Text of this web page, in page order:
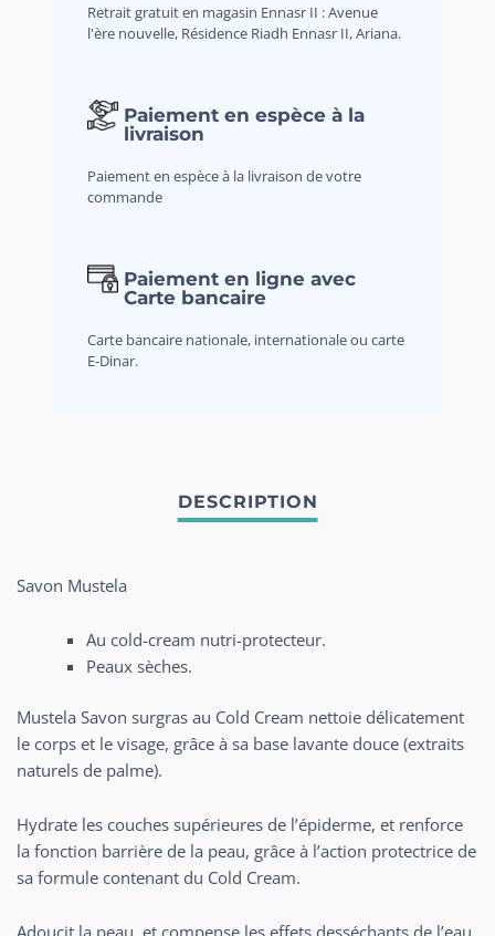
Retrait gratuit en magasin Ennasr II : Avenue
l'ère nouvelle, Résidence Riadh Ennasr II, Ariana.
Paiement en espèce à la
livraison
Paiement en espèce à la livraison de votre
commande
Paiement en ligne avec
Carte bancaire
Carte bancaire nationale, internationale ou carte
E-Dinar.
Savon Mustela
Au cold-cream nutri-protecteur.
Peaux sèches.
Mustela Savon surgras au Cold Cream nettoie délicatement
le corps et le visage, grâce à sa base lavante douce (extraits
naturels de palme).
Hydrate les couches supérieures de l’épiderme, et renforce
la fonction barrière de la peau, grâce à l’action protectrice de
sa formule contenant du Cold Cream.